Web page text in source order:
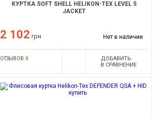
КУРТКА SOFT SHELL HELIKON-TEX LEVEL 5
JACKET
2 102 грн Нет в наличии
ОТЗЫВОВ:0
ДОБАВИТЬ
В СРАВНЕНИЕ